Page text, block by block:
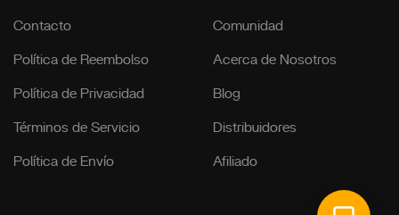
Contacto
Política de Reembolso
Política de Privacidad
Términos de Servicio
Política de Envío
Comunidad
Acerca de Nosotros
Blog
Distribuidores
Afiliado